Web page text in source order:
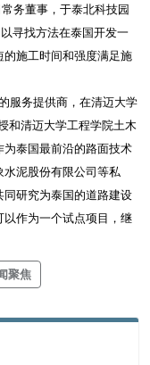
务董事，于泰北科技园
寻找方法在泰国开发一
施工时间和强度满足施
服务提供商，在清迈大学
清迈大学工程学院土木
泰国最前沿的路面技术
泥股份有限公司等私
研究为泰国的道路建设
作为一个试点项目，继
聚焦